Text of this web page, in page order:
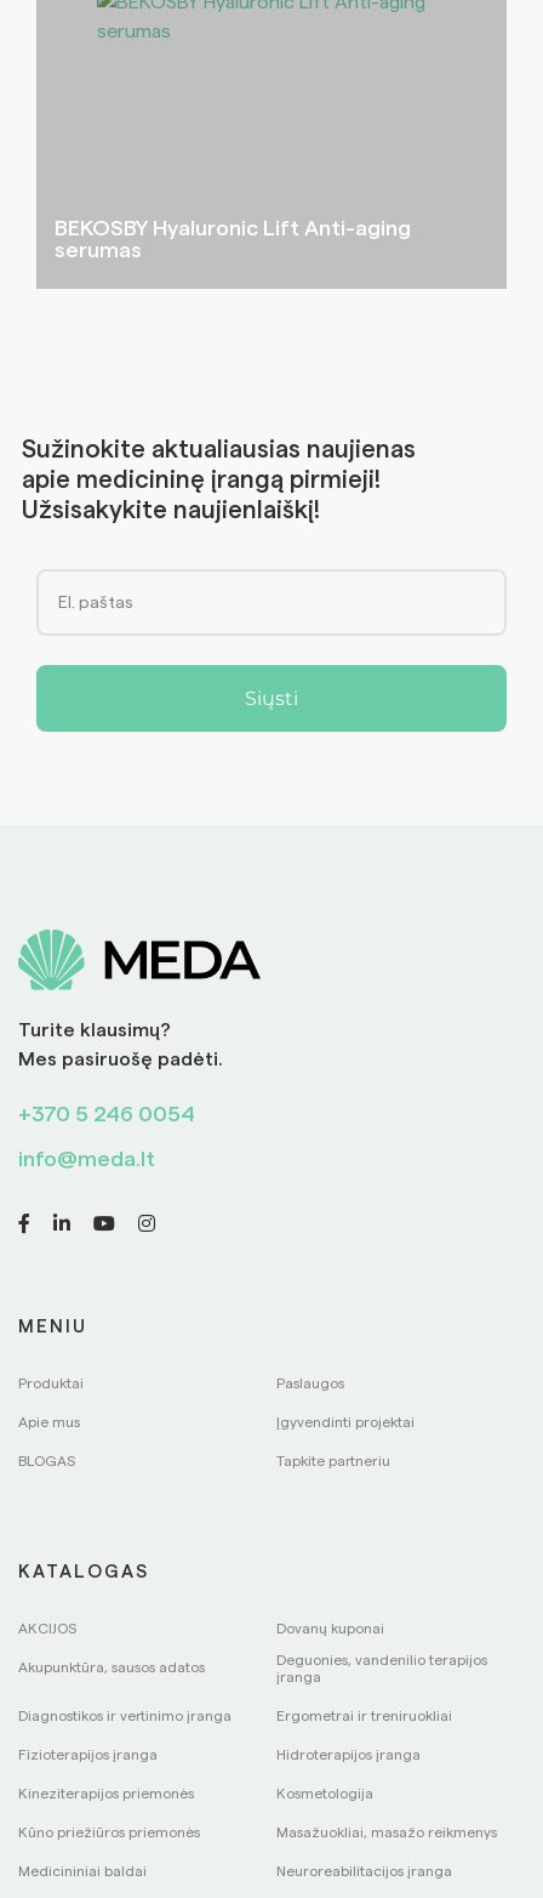
BEKOSBY Hyaluronic Lift Anti-aging
serumas
Sužinokite aktualiausias naujienas
apie medicininę įrangą pirmieji!
Užsisakykite naujienlaiškį!
Siųsti
Turite klausimų?
Mes pasiruošę padėti.
+370 5 246 0054
info@meda.lt
MENIU
Produktai Paslaugos
Apie mus Įgyvendinti projektai
BLOGAS Tapkite partneriu
KATALOGAS
AKCIJOS Dovanų kuponai
Akupunktūra, sausos adatos
Deguonies, vandenilio terapijos
įranga
Diagnostikos ir vertinimo įranga Ergometrai ir treniruokliai
Fizioterapijos įranga Hidroterapijos įranga
Kineziterapijos priemonės Kosmetologija
Kūno priežiūros priemonės Masažuokliai, masažo reikmenys
Medicininiai baldai Neuroreabilitacijos įranga